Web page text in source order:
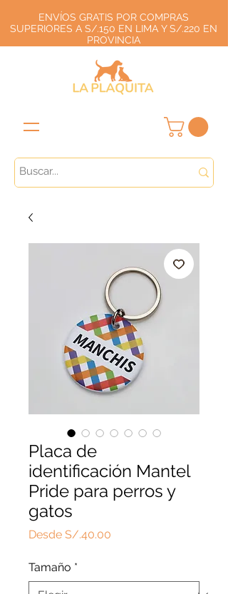
ENVÍOS GRATIS POR COMPRAS
SUPERIORES A S/.150 EN LIMA Y S/.220 EN
PROVINCIA
Placa de
identificación Mantel
Pride para perros y
gatos
Desde S/.40.00
Tamaño *